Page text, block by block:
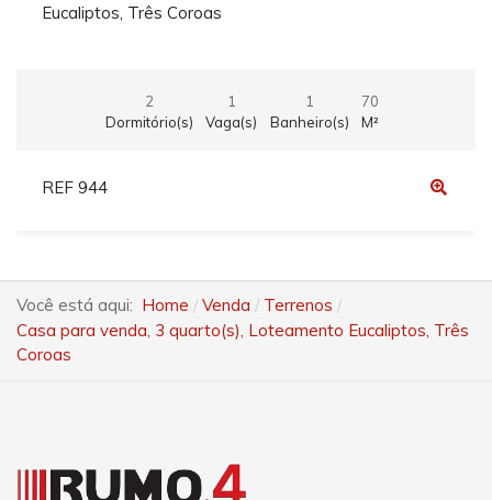
Eucaliptos, Três Coroas
2
Dormitório(s)
1
Vaga(s)
1
Banheiro(s)
70
M²
REF 944
Você está aqui: Home Venda
Terrenos
Casa para venda, 3 quarto(s), Loteamento Eucaliptos, Três
Coroas